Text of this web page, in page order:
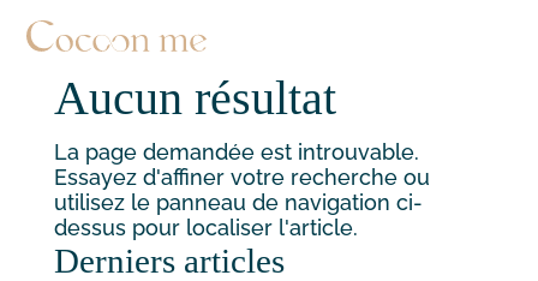
Aucun résultat
La page demandée est introuvable.
Essayez d'affiner votre recherche ou
utilisez le panneau de navigation ci-
dessus pour localiser l'article.
Derniers articles